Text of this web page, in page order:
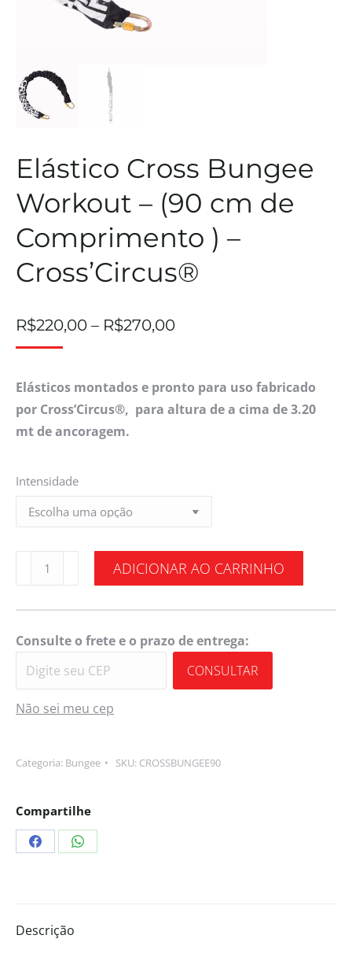
Elástico Cross Bungee
Workout – (90 cm de
Comprimento ) –
Cross’Circus®
R$220,00 – R$270,00
Elásticos montados e pronto para uso fabricado
por Cross’Circus®, para altura de a cima de 3.20
mt de ancoragem.
Intensidade
ADICIONAR AO CARRINHO
Consulte o frete e o prazo de entrega:
CONSULTAR
Não sei meu cep
Categoria: Bungee SKU: CROSSBUNGEE90
Compartilhe
Descrição